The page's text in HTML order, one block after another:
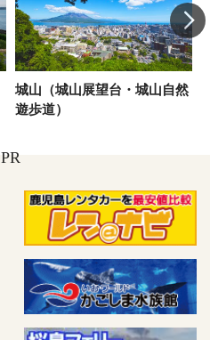
城山（城山展望台・城山自然
遊歩道）
PR